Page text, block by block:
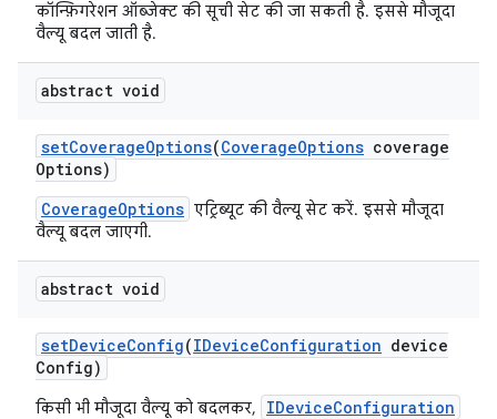
कॉन्फ़िगरेशन ऑब्जेक्ट की सूची सेट की जा सकती है. इससे मौजूदा
वैल्यू बदल जाती है.
abstract void
setCoverageOptions(CoverageOptions coverage
Options)
CoverageOptions एट्रिब्यूट की वैल्यू सेट करें. इससे मौजूदा
वैल्यू बदल जाएगी.
abstract void
setDeviceConfig(IDeviceConfiguration device
Config)
किसी भी मौजूदा वैल्यू को बदलकर, IDeviceConfiguration